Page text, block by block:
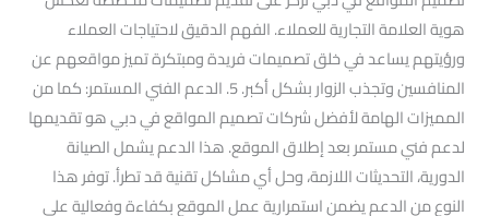
هوية العلامة التجارية للعملاء. الفهم الدقيق لاحتياجات العملاء
ورؤيتهم يساعد في خلق تصميمات فريدة ومبتكرة تميز مواقعهم عن
المنافسين وتجذب الزوار بشكل أكبر. 5. الدعم الفني المستمر: كما من
المميزات الهامة لأفضل شركات تصميم المواقع في دبي هو تقديمها
لدعم فني مستمر بعد إطلاق الموقع. هذا الدعم يشمل الصيانة
الدورية، التحديثات اللازمة، وحل أي مشاكل تقنية قد تطرأ. توفر هذا
النوع من الدعم يضمن استمرارية عمل الموقع بكفاءة وفعالية على